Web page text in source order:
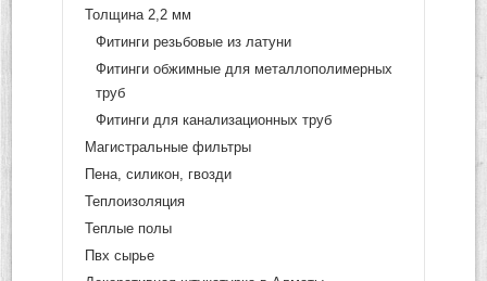
Толщина 2,2 мм
Фитинги резьбовые из латуни
Фитинги обжимные для металлополимерных
труб
Фитинги для канализационных труб
Магистральные фильтры
Пена, силикон, гвозди
Теплоизоляция
Теплые полы
Пвх сырье